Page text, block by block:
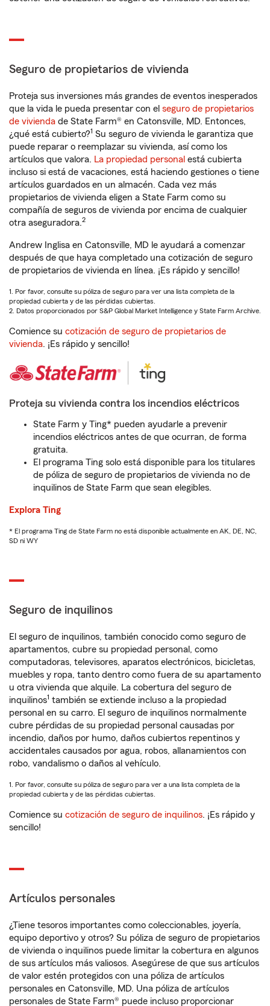
Seguro de propietarios de vivienda
Proteja sus inversiones más grandes de eventos inesperados
que la vida le pueda presentar con el seguro de propietarios
de vivienda de State Farm® en Catonsville, MD. Entonces,
¿qué está cubierto?1 Su seguro de vivienda le garantiza que
puede reparar o reemplazar su vivienda, así como los
artículos que valora. La propiedad personal está cubierta
incluso si está de vacaciones, está haciendo gestiones o tiene
artículos guardados en un almacén. Cada vez más
propietarios de vivienda eligen a State Farm como su
compañía de seguros de vivienda por encima de cualquier
otra aseguradora.2
Andrew Inglisa en Catonsville, MD le ayudará a comenzar
después de que haya completado una cotización de seguro
de propietarios de vivienda en línea. ¡Es rápido y sencillo!
1. Por favor, consulte su póliza de seguro para ver una lista completa de la
propiedad cubierta y de las pérdidas cubiertas.
2. Datos proporcionados por S&P Global Market Intelligence y State Farm Archive.
Comience su cotización de seguro de propietarios de
vivienda. ¡Es rápido y sencillo!
Proteja su vivienda contra los incendios eléctricos
State Farm y Ting* pueden ayudarle a prevenir
incendios eléctricos antes de que ocurran, de forma
gratuita.
El programa Ting solo está disponible para los titulares
de póliza de seguro de propietarios de vivienda no de
inquilinos de State Farm que sean elegibles.
Explora Ting
* El programa Ting de State Farm no está disponible actualmente en AK, DE, NC,
SD ni WY
Seguro de inquilinos
El seguro de inquilinos, también conocido como seguro de
apartamentos, cubre su propiedad personal, como
computadoras, televisores, aparatos electrónicos, bicicletas,
muebles y ropa, tanto dentro como fuera de su apartamento
u otra vivienda que alquile. La cobertura del seguro de
inquilinos1 también se extiende incluso a la propiedad
personal en su carro. El seguro de inquilinos normalmente
cubre pérdidas de su propiedad personal causadas por
incendio, daños por humo, daños cubiertos repentinos y
accidentales causados por agua, robos, allanamientos con
robo, vandalismo o daños al vehículo.
1. Por favor, consulte su póliza de seguro para ver a una lista completa de la
propiedad cubierta y de las pérdidas cubiertas.
Comience su cotización de seguro de inquilinos. ¡Es rápido y
sencillo!
Artículos personales
¿Tiene tesoros importantes como coleccionables, joyería,
equipo deportivo y otros? Su póliza de seguro de propietarios
de vivienda o inquilinos puede limitar la cobertura en algunos
de sus artículos más valiosos. Asegúrese de que sus artículos
de valor estén protegidos con una póliza de artículos
personales en Catonsville, MD. Una póliza de artículos
personales de State Farm® puede incluso proporcionar